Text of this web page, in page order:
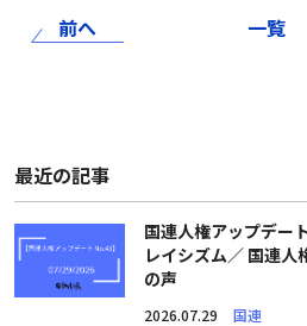
前へ 一覧
最近の記事
国連人権アップデー
レイシズム／ 国連
の声
2026.07.29 国連